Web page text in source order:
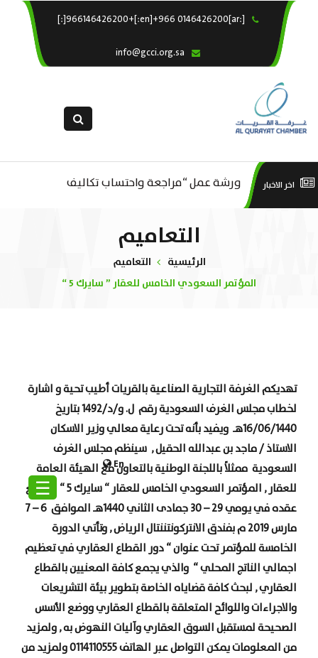
[:ar]966146426200+[:en]+966 0146426200[:]
En
☰
×
خدماتنا
التقديم الالكترونى
اخر الاخبار..
ورشة عمل “مراجعة واحتساب تكاليف
لقطاع الترفيه – الثقافة – السياحة”
التعاميم
الرئيسية
التعاميم
المؤتمر السعودي الخامس للعقار ” سايرك 5 “
تهديكم الغرفة التجارية الصناعية بالقريات أطيب تحية و اشارة
لخطاب مجلس الغرف السعودية
رقم ل. و/د/1492 بتاريخ
16/06/1440هـ ويفيد بأنه تحت رعاية معالي وزير الاسكان
الاستاذ / ماجد بن عبدالله الحقيل , سينظم مجلس الغرف
السعودية ممثلاً باللجنة الوطنية بالتعاون مع الهيئة العامة
للعقار , المؤتمر السعودي الخامس للعقار“سايرك 5 “ المزمع
عقده في يومي 29 – 30 جمادى الثاني 1440هـ الموافق 6 – 7
مارس 2019 م بفندق الانتركونتننتال الرياض , وتأتي الدورة
الخامسة للمؤتمر تحت عنوان“دور القطاع العقاري في تعظيم
اجمالي الناتج المحلي“ والذي يجمع كافة المعنيين بالقطاع
العقاري , لبحث كافة قضاياه الخاصة بتطوير بيئة التشريعات
والاجراءات واللوائح المتعلقة بالقطاع العقاري ووضع الأسس
الصحيحة لمستقبل السوق العقاري وآليات النهوض به , ولمزيد
من المعلومات يمكن التواصل عبر الهاتف 0114110555 ولمزيد من